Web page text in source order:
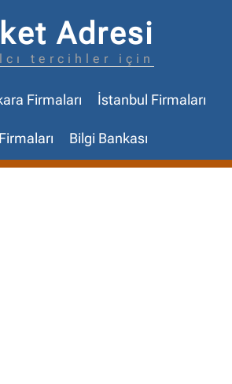
Adresi
tercihler için
Firmaları İstanbul Firmaları
Bilgi Bankası